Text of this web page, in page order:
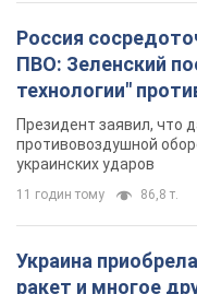
Украина
ракет и многое
США
Госдеп уже
Конгресс